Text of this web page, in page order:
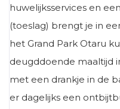
huwelijksservices en
(toeslag) brengt je in
het Grand Park Otaru
deugddoende maaltijd
met een drankje in de
er dagelijks een